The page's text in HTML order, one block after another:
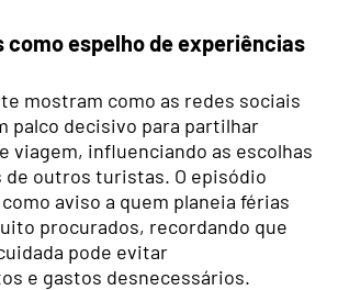
como espelho de experiências
mostram como as redes sociais
palco decisivo para partilhar
viagem, influenciando as escolhas
de outros turistas. O episódio
aviso a quem planeia férias
procurados, recordando que
pode evitar
e gastos desnecessários.